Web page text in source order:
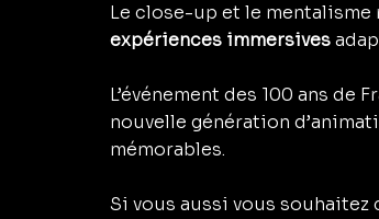
Le close-up et le
expériences immersives
L’événement des 100 ans
nouvelle génération
mémorables.
Si vous aussi vous